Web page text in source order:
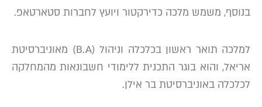
בנוסף, משמש מלכה כדירקטור ויועץ לחברות סטארטאפ.
למלכה תואר ראשון בכלכלה וניהול (B.A) מאוניברסיטת
אריאל, והוא בוגר התכנית ללימודי חשבונאות מהמחלקה
לכלכלה באוניברסיטת בר אילן.